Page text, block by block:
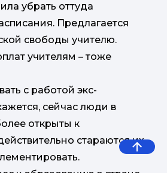
убрать оттуда
Предлагается
свободы учителю.
учителям – тоже
с работой экс-
сейчас люди в
открыты к
стараются их